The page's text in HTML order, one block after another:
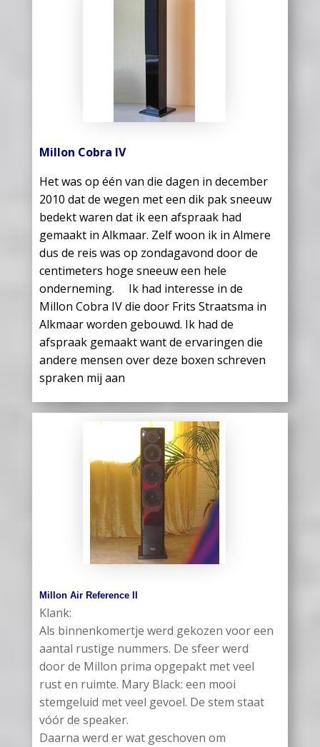
Millon Cobra IV
Het was op één van die dagen in december
2010 dat de wegen met een dik pak sneeuw
bedekt waren dat ik een afspraak had
gemaakt in Alkmaar. Zelf woon ik in Almere
dus de reis was op zondagavond door de
centimeters hoge sneeuw een hele
onderneming. Ik had interesse in de
Millon Cobra IV die door Frits Straatsma in
Alkmaar worden gebouwd. Ik had de
afspraak gemaakt want de ervaringen die
andere mensen over deze boxen schreven
spraken mij aan
Millon Air Reference II
Klank:
Als binnenkomertje werd gekozen voor een
aantal rustige nummers. De sfeer werd
door de Millon prima opgepakt met veel
rust en ruimte. Mary Black: een mooi
stemgeluid met veel gevoel. De stem staat
vóór de speaker.
Daarna werd er wat geschoven om